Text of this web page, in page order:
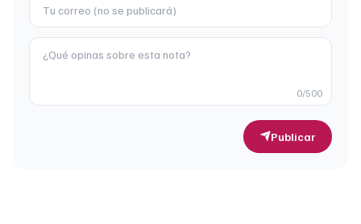
0/500
Publicar